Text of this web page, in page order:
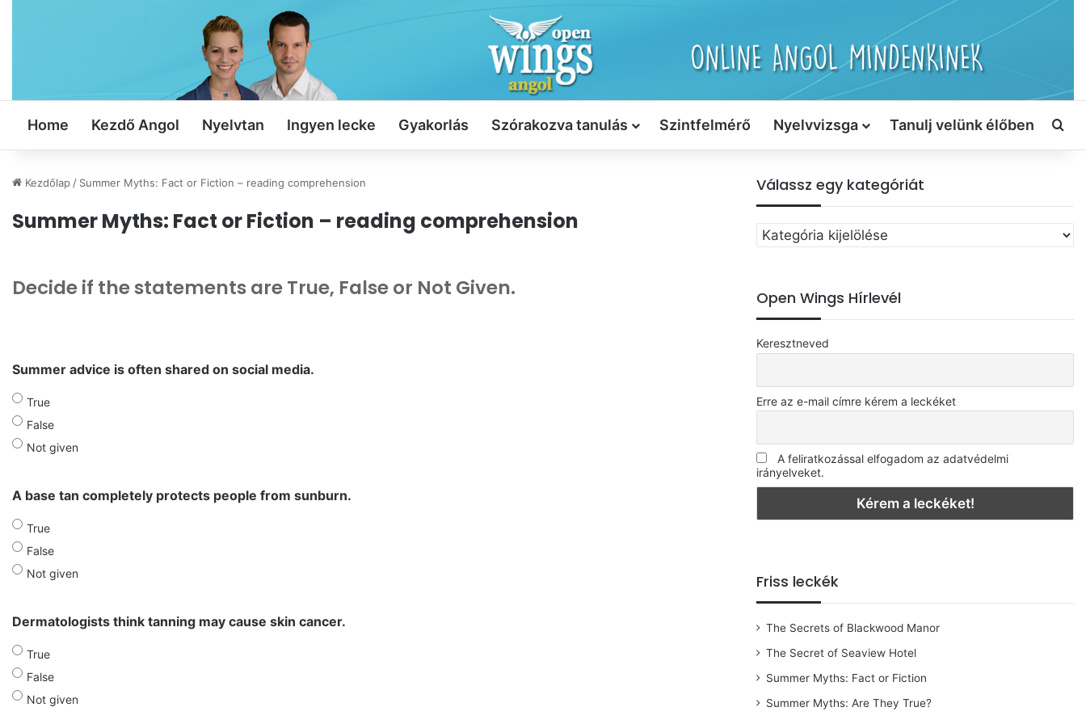
Home Kezdő Angol Nyelvtan Ingyen lecke Gyakorlás Szórakozva tanulás Szintfelmérő Nyelvvizsga Tanulj velünk élőben
Kezdőlap / Summer Myths: Fact or Fiction – reading comprehension
Summer Myths: Fact or Fiction – reading comprehension
Decide if the statements are True, False or Not Given.
Summer advice is often shared on social media.
True
False
Not given
A base tan completely protects people from sunburn.
True
False
Not given
Dermatologists think tanning may cause skin cancer.
True
False
Not given
Válassz egy kategóriát
Válassz
egy
Open Wings Hírlevél
Keresztneved
Erre az e-mail címre kérem a leckéket
A feliratkozással elfogadom az adatvédelmi
irányelveket.
Friss leckék
The Secrets of Blackwood Manor
The Secret of Seaview Hotel
Summer Myths: Fact or Fiction
Summer Myths: Are They True?